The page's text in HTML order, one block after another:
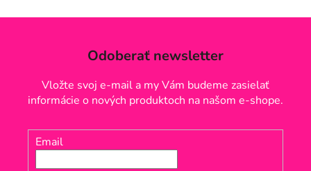
Odoberať newsletter
Vložte svoj e-mail a my Vám budeme zasielať
informácie o nových produktoch na našom e-shope.
Email